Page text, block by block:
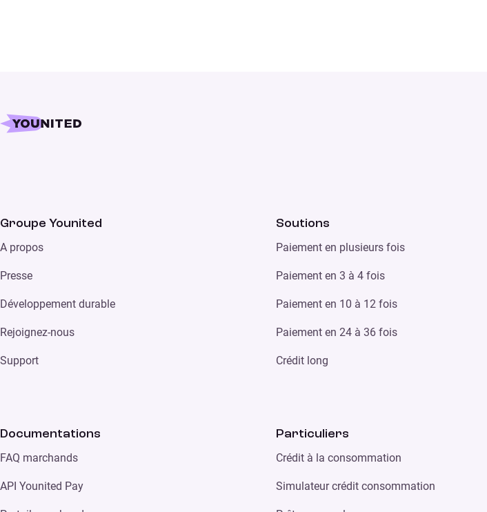
Groupe Younited
A propos
Presse
Développement durable
Rejoignez-nous
Support
Soutions
Paiement en plusieurs fois
Paiement en 3 à 4 fois
Paiement en 10 à 12 fois
Paiement en 24 à 36 fois
Crédit long
Documentations
FAQ marchands
API Younited Pay
Particuliers
Crédit à la consommation
Simulateur crédit consommation